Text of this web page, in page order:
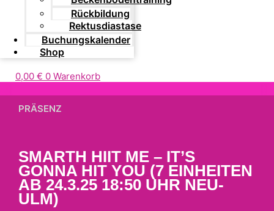
Rückbildung
Rektusdiastase
Buchungskalender
Shop
0,00 € 0 Warenkorb
PRÄSENZ
SMARTH HIIT ME – IT’S
GONNA HIT YOU (7 EINHEITEN
AB 24.3.25 18:50 UHR NEU-
ULM)